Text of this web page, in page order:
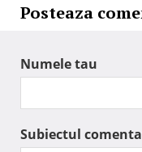
Posteaza
Numele tau
Subiectul